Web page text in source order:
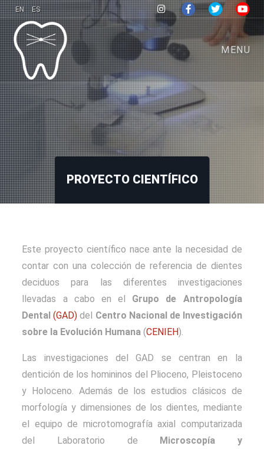
EN ES
MENU
PROYECTO CIENTÍFICO
Este proyecto científico nace ante la necesidad de
contar con una colección de referencia de dientes
deciduos para las diferentes investigaciones
llevadas a cabo en el Grupo de Antropología
Dental (GAD) del Centro Nacional de Investigación
sobre la Evolución Humana (CENIEH).
Las investigaciones del GAD se centran en la
dentición de los homininos del Plioceno, Pleistoceno
y Holoceno. Además de los estudios clásicos de
morfología y dimensiones de los dientes, mediante
el equipo de microtomografía axial computarizada
del Laboratorio de Microscopía y